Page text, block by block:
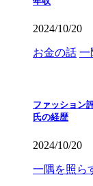
2024/10/20
お金の話 一
ファッション
氏の経歴
2024/10/20
一隅を照ら